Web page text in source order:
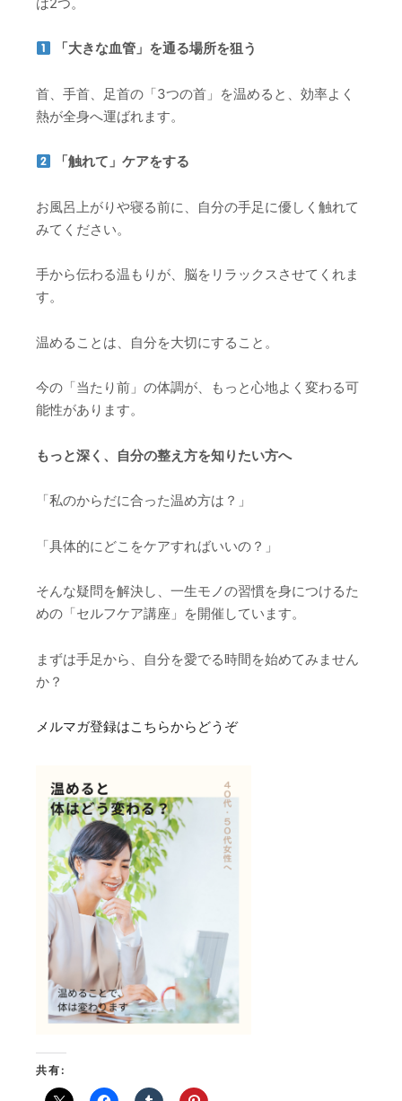
「大きな血管」を通る場所を狙う
首、手首、足首の「3つの首」を温めると、効率よく
熱が全身へ運ばれます。
「触れて」ケアをする
お風呂上がりや寝る前に、自分の手足に優しく触れて
みてください。
手から伝わる温もりが、脳をリラックスさせてくれま
す。
温めることは、自分を大切にすること。
今の「当たり前」の体調が、もっと心地よく変わる可
能性があります。
もっと深く、自分の整え方を知りたい方へ
「私のからだに合った温め方は？」
「具体的にどこをケアすればいいの？」
そんな疑問を解決し、一生モノの習慣を身につけるた
めの「セルフケア講座」を開催しています。
まずは手足から、自分を愛でる時間を始めてみません
か？
メルマガ登録はこちらからどうぞ
共有: